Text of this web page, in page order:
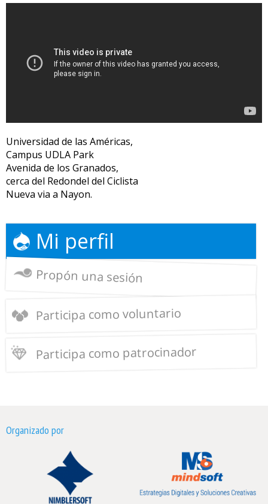
Universidad de las Américas,
Campus UDLA Park
Avenida de los Granados,
cerca del Redondel del Ciclista
Nueva via a Nayon.
Mi perfil
Propón una sesión
Participa como voluntario
Participa como patrocinador
Organizado por